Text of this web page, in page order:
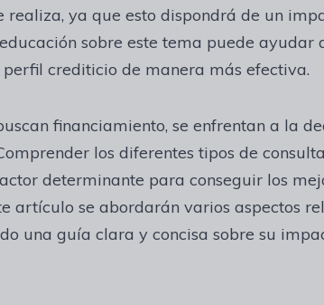
realiza, ya que esto dispondrá de un
sobre este tema puede ayudar
crediticio de manera más efectiva.
financiamiento, se enfrentan a la
los diferentes tipos de
determinante para conseguir los
artículo se abordarán varios aspectos
una guía clara y concisa sobre su